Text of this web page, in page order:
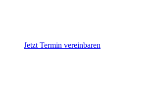
Jetzt Termin vereinbaren